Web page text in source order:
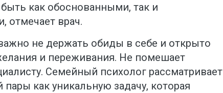
как обоснованными, так и
отмечает врач.
не держать обиды в себе и открыто
и переживания. Не помешает
Семейный психолог рассматривает
как уникальную задачу, которая